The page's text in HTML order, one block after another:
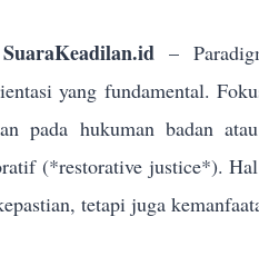
–
yang fundamental.
pada hukuman badan
(*restorative justice*).
tetapi juga